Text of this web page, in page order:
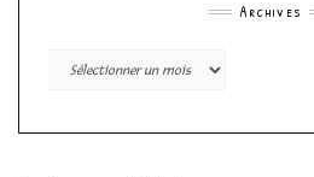
Archives
Archives